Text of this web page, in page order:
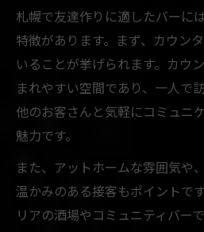
札幌で友達作りに適したバーに
特徴があります。まず、カウン
いることが挙げられます。カウ
まれやすい空間であり、一人で
他のお客さんと気軽にコミュニ
魅力です。
また、アットホームな雰囲気や
温かみのある接客もポイントで
リアの酒場やコミュニティバー